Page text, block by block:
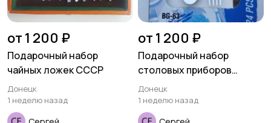
от 1 200 ₽
Подарочный набор
чайных ложек СССР
Донецк
1 неделю назад
от 1 200 ₽
Подарочный набор
столовых приборов
BERGNER
Донецк
1 неделю назад